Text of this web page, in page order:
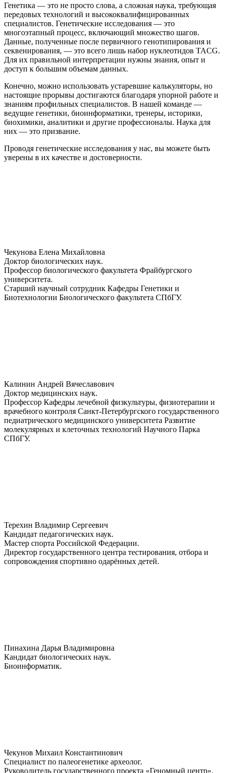
Генетика — это не просто слова, а сложная наука, требующая
передовых технологий и высококвалифицированных
специалистов. Генетические исследования — это
многоэтапный процесс, включающий множество шагов.
Данные, полученные после первичного генотипирования и
секвенирования, — это всего лишь набор нуклеотидов TACG.
Для их правильной интерпретации нужны знания, опыт и
доступ к большим объемам данных.
Конечно, можно использовать устаревшие калькуляторы, но
настоящие прорывы достигаются благодаря упорной работе и
знаниям профильных специалистов. В нашей команде —
ведущие генетики, биоинформатики, тренеры, историки,
биохимики, аналитики и другие профессионалы. Наука для
них — это призвание.
Проводя генетические исследования у нас, вы можете быть
уверены в их качестве и достоверности.
Чекунова Елена Михайловна
Доктор биологических наук.
Профессор биологического факультета Фрайбургского
университета.
Старший научный сотрудник Кафедры Генетики и
Биотехнологии Биологического факультета СПбГУ.
Калинин Андрей Вячеславович
Доктор медицинских наук.
Профессор Кафедры лечебной физкультуры, физиотерапии и
врачебного контроля Санкт-Петербургского государственного
педиатрического медицинского университета Развитие
молекулярных и клеточных технологий Научного Парка
СПбГУ.
Терехин Владимир Сергеевич
Кандидат педагогических наук.
Мастер спорта Российской Федерации.
Директор государственного центра тестирования, отбора и
сопровождения спортивно одарённых детей.
Пинахина Дарья Владимировна
Кандидат биологических наук.
Биоинформатик.
Чекунов Михаил Константинович
Специалист по палеогенетике археолог.
Руководитель государственного проекта «Геномный центр».